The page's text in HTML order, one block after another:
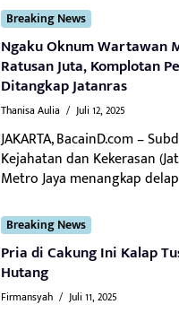
Breaking News
Ngaku Oknum Wartawan
Ratusan Juta, Komplotan
Ditangkap Jatanras
Thanisa Aulia / Juli 12, 2025
JAKARTA, BacainD.com –
Kejahatan dan Kekerasan
Metro Jaya menangkap
Breaking News
Pria di Cakung Ini Kalap
Hutang
Firmansyah / Juli 11, 2025